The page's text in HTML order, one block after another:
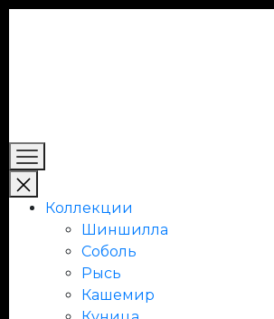
Коллекции
Шиншилла
Соболь
Рысь
Кашемир